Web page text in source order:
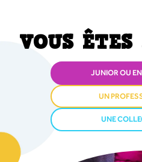
VOUS ÊTES
JUNIOR OU
UN
UNE